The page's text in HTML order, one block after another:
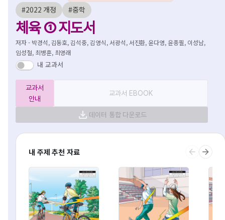
#2022 개정 #중학
체육 ① 지도서
저자 - 박경석, 김동호, 김석중, 김영식, 서광석, 서진환, 윤다영, 윤종필, 이성남,
임성철, 최병훈, 최영래
내 교과서
교과서
안내
교과서 EBOOK
데이터 통합 다운로드
내 주제 추천 자료